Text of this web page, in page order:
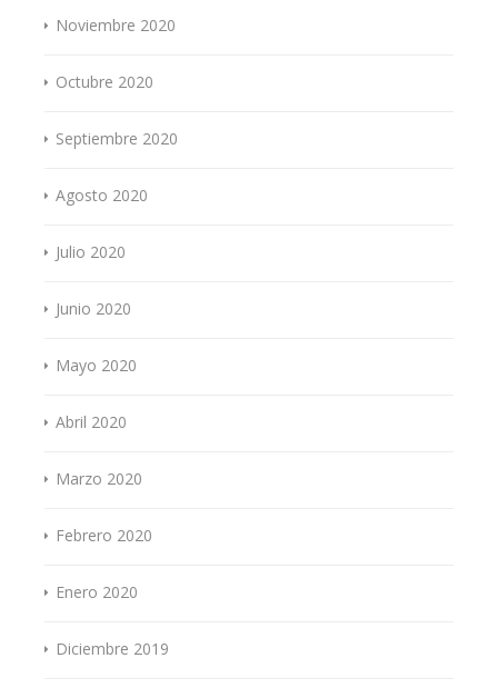
Noviembre 2020
Octubre 2020
Septiembre 2020
Agosto 2020
Julio 2020
Junio 2020
Mayo 2020
Abril 2020
Marzo 2020
Febrero 2020
Enero 2020
Diciembre 2019